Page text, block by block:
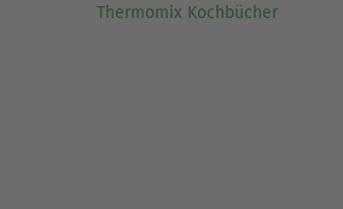
Thermomix Kochbücher